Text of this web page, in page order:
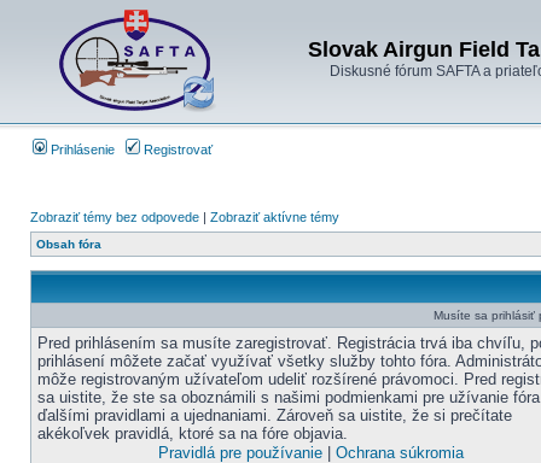
Slovak Airgun Field
Diskusné fórum SAFTA a
Prihlásenie Registrovať
Zobraziť témy bez odpovede | Zobraziť aktívne témy
Obsah fóra
Musíte sa prihlásiť
Pred prihlásením sa musíte zaregistrovať. Registrácia trvá iba chvíľu,
prihlásení môžete začať využívať všetky služby tohto fóra.
môže registrovaným užívateľom udeliť rozšírené právomoci. Pred
sa uistite, že ste sa oboznámili s našimi podmienkami pre užívanie
ďalšími pravidlami a ujednaniami. Zároveň sa uistite, že si prečítate
akékoľvek pravidlá, ktoré sa na fóre objavia.
Pravidlá pre používanie
Ochrana súkromia